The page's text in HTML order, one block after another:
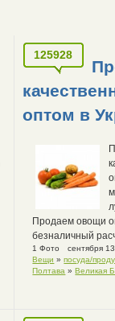
125928
оптом в
Продаем овощи
безналичный
1 Фото
сентября
Вещи »посуда/
Полтава » Великая